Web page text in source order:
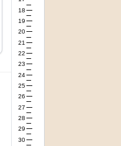
18
19
20
21
22
23
24
25
26
27
28
29
30